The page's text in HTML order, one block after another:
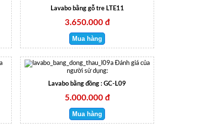
Lavabo bằng gỗ tre LTE11
3.650.000 đ
Đánh giá của
người sử dụng:
Lavabo bằng đồng : GC-L09
5.000.000 đ